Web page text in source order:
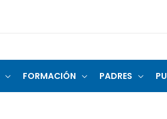
FORMACIÓN PADRES